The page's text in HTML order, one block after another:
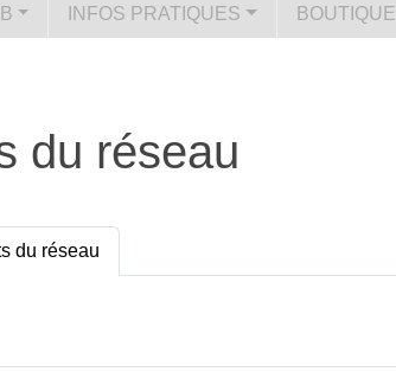
INFOS PRATIQUES BOUTIQUE
du réseau
du réseau